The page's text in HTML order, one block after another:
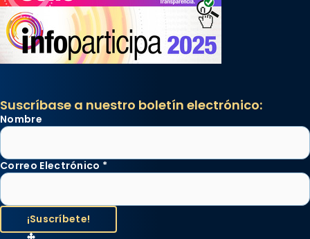
Suscríbase a nuestro boletín electrónico:
Nombre
Correo Electrónico *